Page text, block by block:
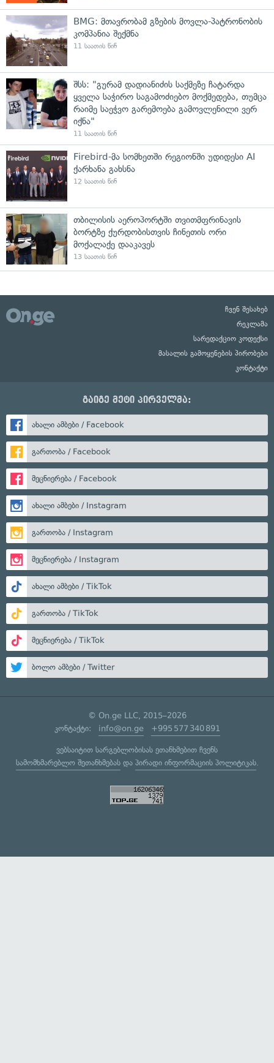
BMG: მთავრობამ გზების მოვლა-პატრონობის
კომპანია შექმნა
11 საათის წინ
შსს: "გურამ დადიანიძის საქმეზე ჩატარდა
ყველა საჭირო საგამოძიებო მოქმედება, თუმცა
რაიმე საეჭვო გარემოება გამოვლენილი ვერ
იქნა"
11 საათის წინ
Firebird-მა სომხეთში რეგიონში უდიდესი AI
ქარხანა გახსნა
12 საათის წინ
თბილისის აეროპორტში თვითმფრინავის
ბორტზე ქურდობისთვის ჩინეთის ორი
მოქალაქე დააკავეს
13 საათის წინ
ჩვენ შესახებ
რეკლამა
სარედაქციო კოდექსი
მასალის გამოყენების პირობები
კონტაქტი
გაიგე მეტი პირველმა:
ახალი ამბები / Facebook
გართობა / Facebook
მეცნიერება / Facebook
ახალი ამბები / Instagram
გართობა / Instagram
მეცნიერება / Instagram
ახალი ამბები / TikTok
გართობა / TikTok
მეცნიერება / TikTok
ბოლო ამბები / Twitter
© On.ge LLC, 2015–2026
კონტაქტი: info@on.ge +995 577 340 891
ვებსაიტით სარგებლობისას ეთანხმებით ჩვენს
სამომხმარებლო შეთანხმებასდა პირადი ინფორმაციის პოლიტიკას.